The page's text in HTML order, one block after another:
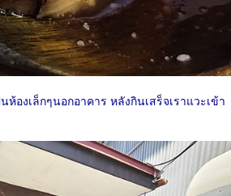
องเล็กๆนอกอาคาร หลังกินเสร็จเราแวะเข้า